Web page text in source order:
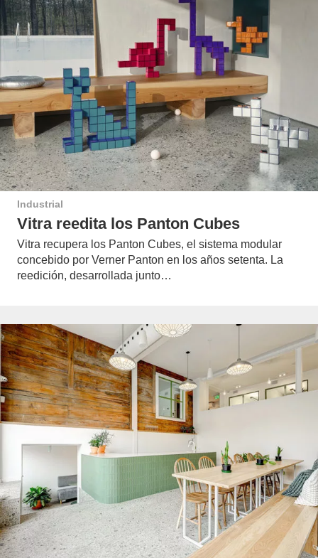
Industrial
Vitra reedita los Panton Cubes
Vitra recupera los Panton Cubes, el sistema modular
concebido por Verner Panton en los años setenta. La
reedición, desarrollada junto…